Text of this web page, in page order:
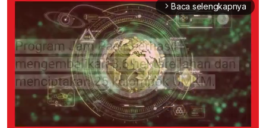
arrow_forward_ios Baca selengkapnya